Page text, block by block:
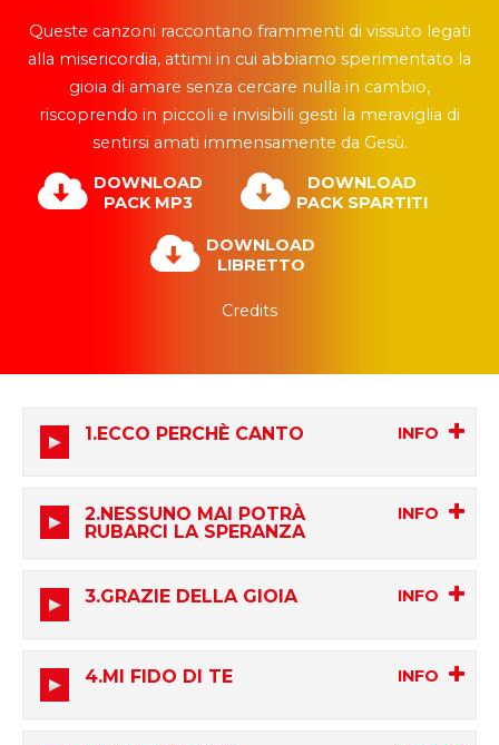
Queste canzoni raccontano frammenti di vissuto legati
alla misericordia, attimi in cui abbiamo sperimentato la
gioia di amare senza cercare nulla in cambio,
riscoprendo in piccoli e invisibili gesti la meraviglia di
sentirsi amati immensamente da Gesù.
DOWNLOAD
PACK MP3
DOWNLOAD
PACK SPARTITI
DOWNLOAD
LIBRETTO
Credits
1.ECCO PERCHÈ CANTO
2.NESSUNO MAI POTRÀ
RUBARCI LA SPERANZA
3.GRAZIE DELLA GIOIA
4.MI FIDO DI TE